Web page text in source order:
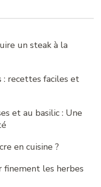
un steak à la
: recettes faciles et
et au basilic : Une
en cuisine ?
finement les herbes